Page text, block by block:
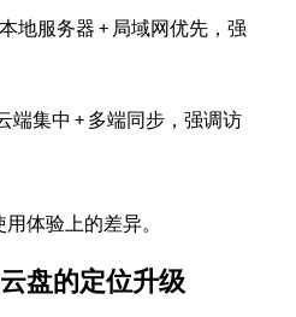
本地服务器 + 局域网优先，强
端集中 + 多端同步，强调访
体验上的差异。
盘的定位升级